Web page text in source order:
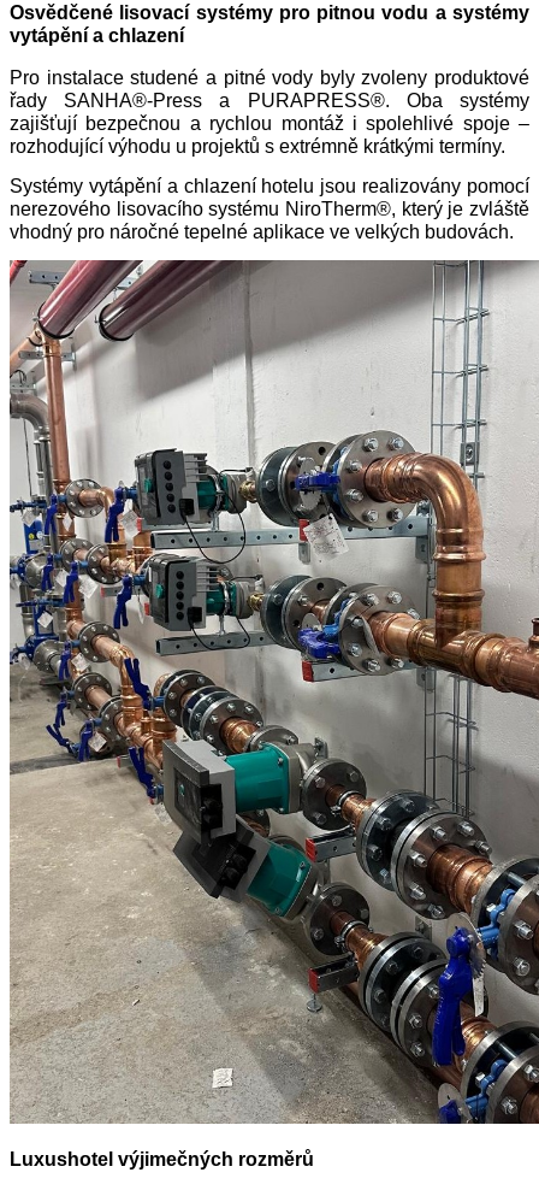
Osvědčené lisovací systémy pro pitnou vodu a systémy
vytápění a chlazení
Pro instalace studené a pitné vody byly zvoleny produktové
řady SANHA®‑Press a PURAPRESS®. Oba systémy
zajišťují bezpečnou a rychlou montáž i spolehlivé spoje –
rozhodující výhodu u projektů s extrémně krátkými termíny.
Systémy vytápění a chlazení hotelu jsou realizovány pomocí
nerezového lisovacího systému NiroTherm®, který je zvláště
vhodný pro náročné tepelné aplikace ve velkých budovách.
Luxushotel výjimečných rozměrů